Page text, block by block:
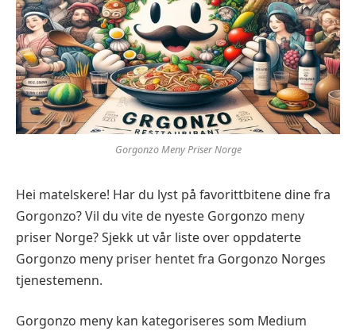
Gorgonzo Meny Priser Norge
Hei matelskere! Har du lyst på favorittbitene dine fra
Gorgonzo? Vil du vite de nyeste Gorgonzo meny
priser Norge? Sjekk ut vår liste over oppdaterte
Gorgonzo meny priser hentet fra Gorgonzo Norges
tjenestemenn.
Gorgonzo meny kan kategoriseres som Medium